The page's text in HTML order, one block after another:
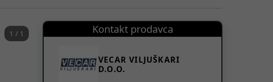
1 / 1 Kontakt prodavca
VECAR VILJUŠKARI
D.O.O.